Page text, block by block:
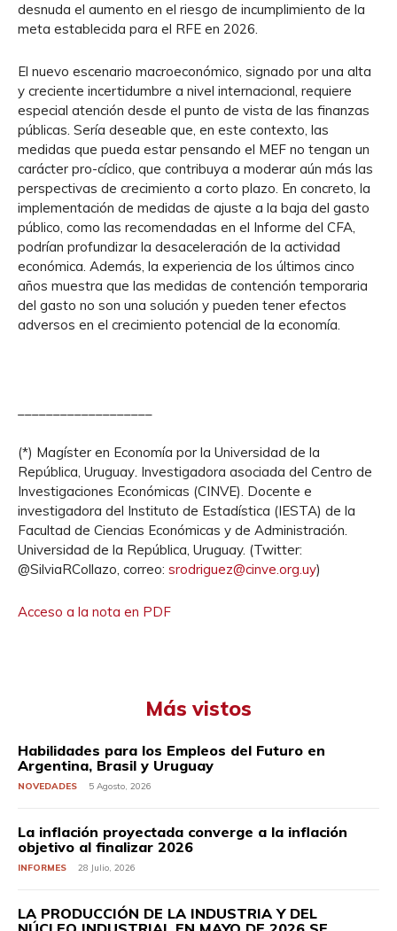
desnuda el aumento en el riesgo de incumplimiento de la
meta establecida para el RFE en 2026.
El nuevo escenario macroeconómico, signado por una alta
y creciente incertidumbre a nivel internacional, requiere
especial atención desde el punto de vista de las finanzas
públicas. Sería deseable que, en este contexto, las
medidas que pueda estar pensando el MEF no tengan un
carácter pro-cíclico, que contribuya a moderar aún más las
perspectivas de crecimiento a corto plazo. En concreto, la
implementación de medidas de ajuste a la baja del gasto
público, como las recomendadas en el Informe del CFA,
podrían profundizar la desaceleración de la actividad
económica. Además, la experiencia de los últimos cinco
años muestra que las medidas de contención temporaria
del gasto no son una solución y pueden tener efectos
adversos en el crecimiento potencial de la economía.
(*) Magíster en Economía por la Universidad de la
República, Uruguay. Investigadora asociada del Centro de
Investigaciones Económicas (CINVE). Docente e
investigadora del Instituto de Estadística (IESTA) de la
Facultad de Ciencias Económicas y de Administración.
Universidad de la República, Uruguay. (Twitter:
@SilviaRCollazo, correo: srodriguez@cinve.org.uy)
Acceso a la nota en PDF
Más vistos
Habilidades para los Empleos del Futuro en
Argentina, Brasil y Uruguay
NOVEDADES 5 Agosto, 2026
La inflación proyectada converge a la inflación
objetivo al finalizar 2026
INFORMES 28 Julio, 2026
LA PRODUCCIÓN DE LA INDUSTRIA Y DEL